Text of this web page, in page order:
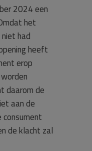
2024 een
het
had
heeft
erop
daarom de
aan de
de klacht zal